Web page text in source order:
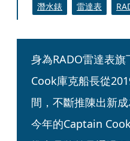
潛水錶 雷達表
身為RADO雷達表
Cook庫克船長從
間，不斷推陳出新
今年的Captain